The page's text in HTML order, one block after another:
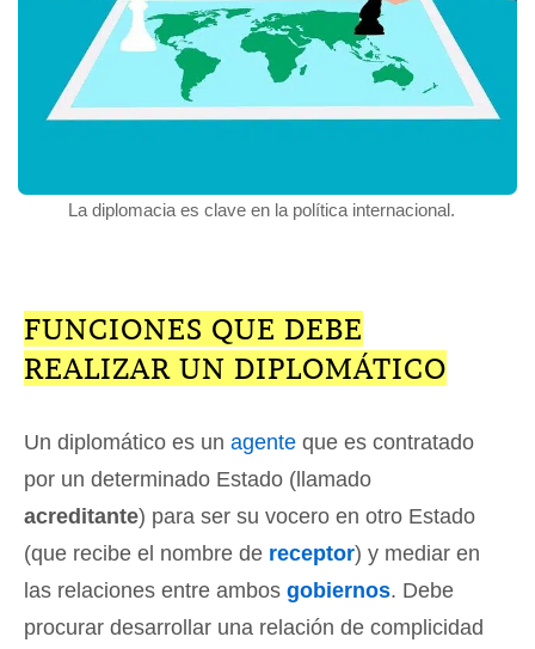
La diplomacia es clave en la política internacional.
FUNCIONES QUE DEBE
REALIZAR UN DIPLOMÁTICO
Un diplomático es un agente que es contratado
por un determinado Estado (llamado
acreditante) para ser su vocero en otro Estado
(que recibe el nombre de receptor) y mediar en
las relaciones entre ambos gobiernos. Debe
procurar desarrollar una relación de complicidad